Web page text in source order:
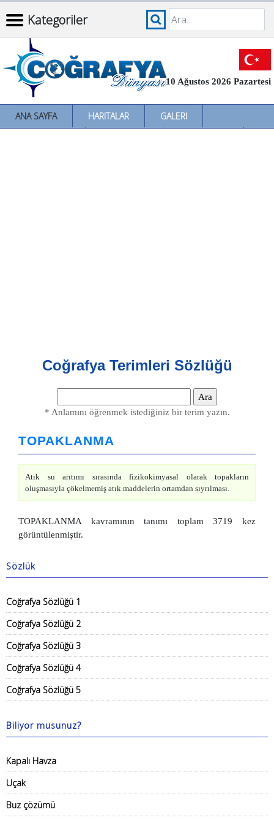
Kategoriler
10 Ağustos 2026 Pazartesi
ANA SAYFA HARITALAR
GALERI
Coğrafya Terimleri Sözlüğü
* Anlamını öğrenmek istediğiniz bir terim yazın.
TOPAKLANMA
Atık su arıtımı sırasında fizikokimyasal olarak topakların
oluşmasıyla çökelmemiş atık maddelerin ortamdan sıyrılması.
TOPAKLANMA kavramının tanımı toplam 3719 kez
görüntülenmiştir.
Sözlük
Coğrafya Sözlüğü 1
Coğrafya Sözlüğü 2
Coğrafya Sözlüğü 3
Coğrafya Sözlüğü 4
Coğrafya Sözlüğü 5
Biliyor musunuz?
Kapalı Havza
Uçak
Buz çözümü